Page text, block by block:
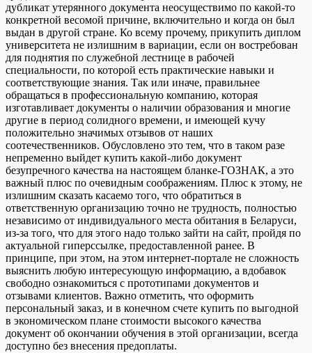
дубликат утерянного документа неосуществимо по какой-то
конкретной весомой причине, включительно и когда он был
выдан в другой стране. Ко всему прочему, прикупить диплом
университета не излишним в вариации, если он востребован
для поднятия по служебной лестнице в рабочей
специальности, по которой есть практические навыки и
соответствующие знания. Так или иначе, правильнее
обращаться в профессиональную компанию, которая
изготавливает документы о наличии образования и многие
другие в период солидного времени, и имеющей кучу
положительно значимых отзывов от наших
соотечественников. Обусловлено это тем, что в таком разе
непременно выйдет купить какой-либо документ
безупречного качества на настоящем бланке-ГОЗНАК, а это
важный плюс по очевидным соображениям. Плюс к этому, не
излишним сказать касаемо того, что обратиться в
ответственную организацию точно не трудность, полностью
независимо от индивидуального места обитания в Беларуси,
из-за того, что для этого надо только зайти на сайт, пройдя по
актуальной гиперссылке, предоставленной ранее. В
принципе, при этом, на этом интернет-портале не сложность
выяснить любую интересующую информацию, а вдобавок
свободно ознакомиться с прототипами документов и
отзывами клиентов. Важно отметить, что оформить
персональный заказ, и в конечном счете купить по выгодной
в экономическом плане стоимости высокого качества
документ об окончании обучения в этой организации, всегда
доступно без внесения предоплаты.